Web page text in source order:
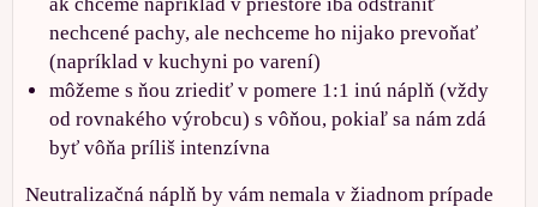
nechcené pachy, ale nechceme ho nijako prevoňať
(napríklad v kuchyni po varení)
môžeme s ňou zriediť v pomere 1:1 inú náplň (vždy
od rovnakého výrobcu) s vôňou, pokiaľ sa nám zdá
byť vôňa príliš intenzívna
Neutralizačná náplň by vám nemala v žiadnom prípade